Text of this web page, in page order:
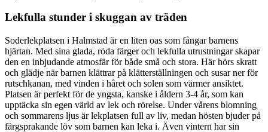
Lekfulla stunder i skuggan av träden
Soderlekplatsen i Halmstad är en liten oas som fångar barnens
hjärtan. Med sina glada, röda färger och lekfulla utrustningar skapar
den en inbjudande atmosfär för både små och stora. Här hörs skratt
och glädje när barnen klättrar på klätterställningen och susar ner för
rutschkanan, med vinden i håret och solen som värmer ansiktet.
Platsen är perfekt för de yngsta, kanske i åldern 3-4 år, som kan
upptäcka sin egen värld av lek och rörelse. Under vårens blomning
och sommarens ljus är lekplatsen full av liv, medan hösten bjuder på
färgsprakande löv som barnen kan leka i. Även vintern har sin